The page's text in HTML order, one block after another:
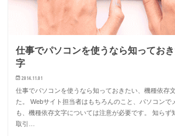
仕事でパソコンを使うなら知ってお
字
2014.11.01
仕事でパソコンを使うなら知っておきたい、機種依存
た。 Webサイト担当者はもちろんのこと、パソコンで
も、機種依存文字については注意が必要です。 知らず
取引…